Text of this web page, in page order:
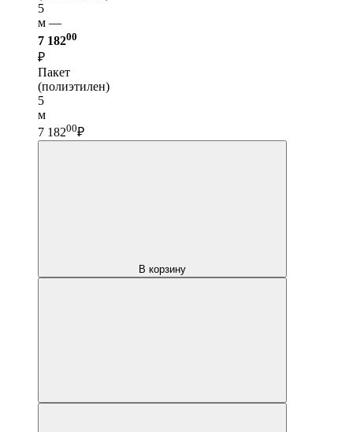
5
м —
7 18200
₽
Пакет
(полиэтилен)
5
м
7 18200₽
В корзину